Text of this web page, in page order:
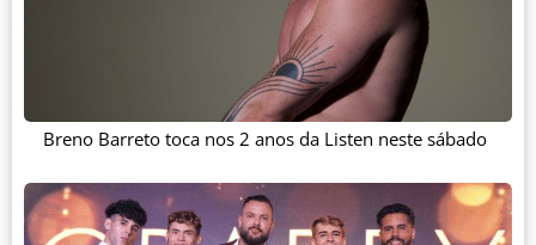
Breno Barreto toca nos 2 anos da Listen neste sábado